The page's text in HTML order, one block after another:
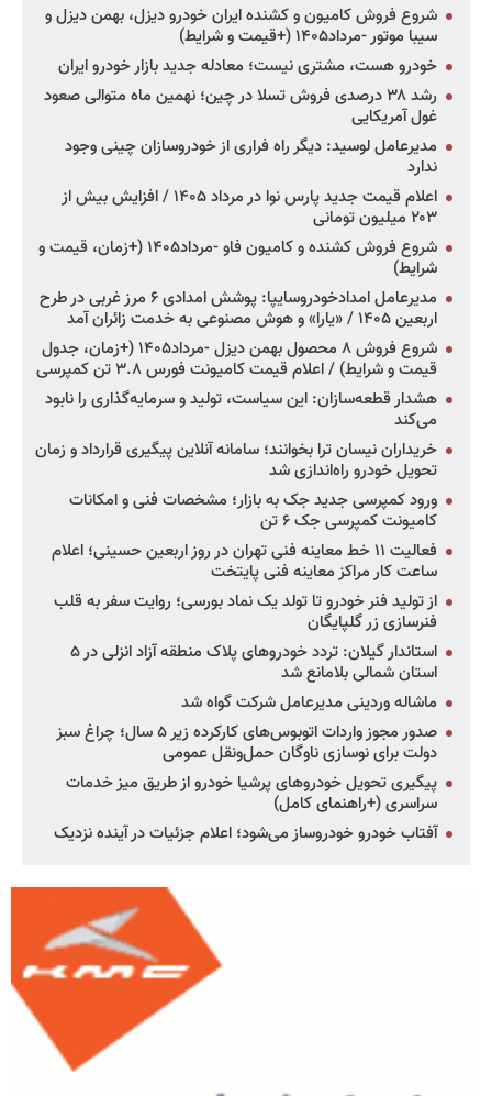
شروع فروش کامیون و کشنده ایران خودرو دیزل، بهمن دیزل و
سیبا موتور -مرداد۱۴۰۵ (+قیمت و شرایط)
خودرو هست، مشتری نیست؛ معادله جدید بازار خودرو ایران
رشد ۳۸ درصدی فروش تسلا در چین؛ نهمین ماه متوالی صعود
غول آمریکایی
مدیرعامل لوسید: دیگر راه فراری از خودروسازان چینی وجود
ندارد
اعلام قیمت جدید پارس نوا در مرداد ۱۴۰۵ / افزایش بیش از
۲۰۳ میلیون تومانی
شروع فروش کشنده و کامیون فاو -مرداد۱۴۰۵ (+زمان، قیمت و
شرایط)
مدیرعامل امدادخودروسایپا: پوشش امدادی ۶ مرز غربی در طرح
اربعین ۱۴۰۵ / «یارا» و هوش مصنوعی به خدمت زائران آمد
شروع فروش ۸ محصول بهمن دیزل -مرداد۱۴۰۵ (+زمان، جدول
قیمت و شرایط) / اعلام قیمت کامیونت فورس ۳.۸ تن کمپرسی
هشدار قطعه‌سازان: این سیاست، تولید و سرمایه‌گذاری را نابود
می‌کند
خریداران نیسان ترا بخوانند؛ سامانه آنلاین پیگیری قرارداد و زمان
تحویل خودرو راه‌اندازی شد
ورود کمپرسی جدید جک به بازار؛ مشخصات فنی و امکانات
کامیونت کمپرسی جک ۶ تن
فعالیت ۱۱ خط معاینه فنی تهران در روز اربعین حسینی؛ اعلام
ساعت کار مراکز معاینه فنی پایتخت
از تولید فنر خودرو تا تولد یک نماد بورسی؛ روایت سفر به قلب
فنرسازی زر گلپایگان
استاندار گیلان: تردد خودروهای پلاک منطقه آزاد انزلی در ۵
استان شمالی بلامانع شد
ماشاله وردینی مدیرعامل شرکت گواه شد
صدور مجوز واردات اتوبوس‌های کارکرده زیر ۵ سال؛ چراغ سبز
دولت برای نوسازی ناوگان حمل‌ونقل عمومی
پیگیری تحویل خودروهای پرشیا خودرو از طریق میز خدمات
سراسری (+راهنمای کامل)
آفتاب خودرو خودروساز می‌شود؛ اعلام جزئیات در آینده نزدیک